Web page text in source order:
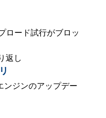
ロード試行がブロッ
返し
ンジンのアップデー